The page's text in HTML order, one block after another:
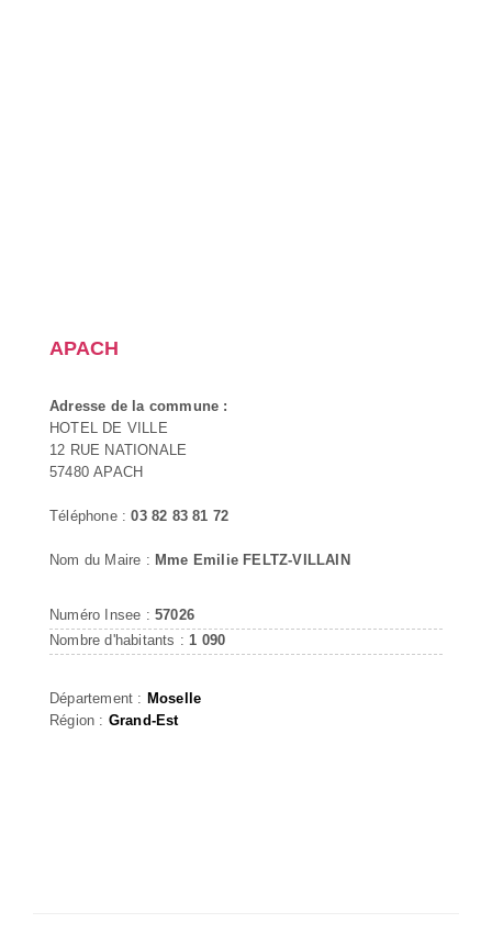
APACH
Adresse de la commune :
HOTEL DE VILLE
12 RUE NATIONALE
57480 APACH
Téléphone :03 82 83 81 72
Nom du Maire : Mme Emilie FELTZ-VILLAIN
Numéro Insee : 57026
Nombre d'habitants : 1 090
Département : Moselle
Région : Grand-Est